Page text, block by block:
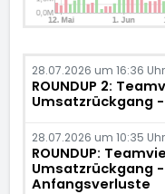
28.07.2026 um 16:36 Uhr
ROUNDUP 2:
Umsatzrückgang
28.07.2026 um 10:35 Uhr
ROUNDUP:
Umsatzrückgang
Anfangsverluste